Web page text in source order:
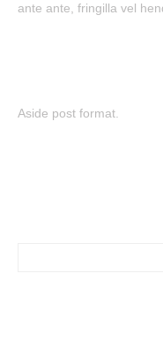
ante ante, fringilla vel
Aside post format.